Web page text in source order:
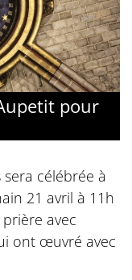
pour
célébrée à
21 avril à 11h
avec
ont œuvré avec